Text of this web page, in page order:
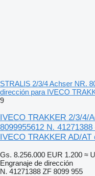
STRALIS 2/3/4 Achser NR.
dirección para IVECO
9
IVECO TRAKKER 2/3/4/
8099955612 N.
IVECO TRAKKER AD/AT
Gs. 8.256.000 EUR 1.200 ≈
Engranaje de dirección
N. 41271388 ZF 8099 955